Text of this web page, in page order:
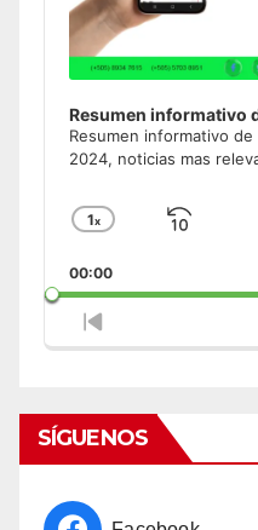
Resumen informativo
Resumen informativo de
2024, noticias mas
Change
Rate
1x
Skip
00:00
Previous
Episode
SÍGUENOS